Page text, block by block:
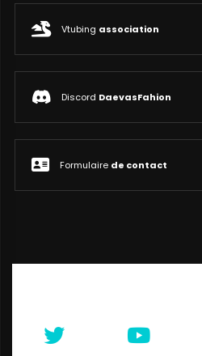
Vtubing association
Discord DaevasFahion
Formulaire de contact